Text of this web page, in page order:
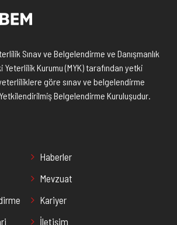
Sınav ve Belgelendirme ve Danışmanlık
Yeterlilik Kurumu (MYK) tarafından yetki
göre sınav ve belgelendirme
Belgelendirme Kuruluşudur.
Haberler
Mevzuat
Kariyer
İletişim